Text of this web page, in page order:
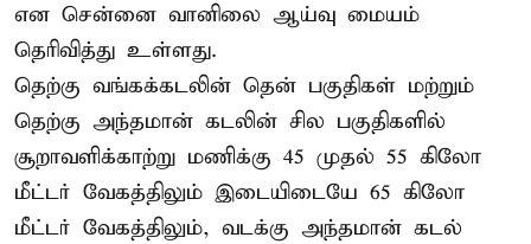
என சென்னை வானிலை ஆய்வு மையம்
தெரிவித்து உள்ளது.
தெற்கு வங்கக்கடலின் தென் பகுதிகள் மற்றும்
தெற்கு அந்தமான் கடலின் சில பகுதிகளில்
சூறாவளிக்காற்று மணிக்கு 45 முதல் 55 கிலோ
மீட்டர் வேகத்திலும் இடையிடையே 65 கிலோ
மீட்டர் வேகத்திலும், வடக்கு அந்தமான் கடல்